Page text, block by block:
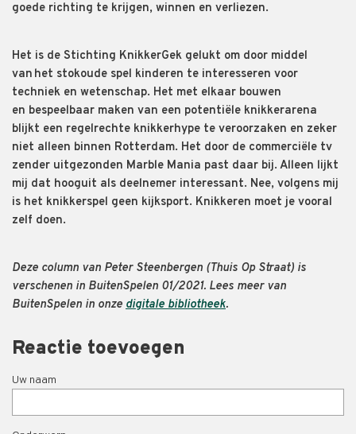
goede richting te krijgen, winnen en verliezen.
Het is de Stichting KnikkerGek gelukt om door middel
van het stokoude spel kinderen te interesseren voor
techniek en wetenschap. Het met elkaar bouwen
en bespeelbaar maken van een potentiële knikkerarena
blijkt een regelrechte knikkerhype te veroorzaken en zeker
niet alleen binnen Rotterdam. Het door de commerciële tv
zender uitgezonden Marble Mania past daar bij. Alleen lijkt
mij dat hooguit als deelnemer interessant. Nee, volgens mij
is het knikkerspel geen kijksport. Knikkeren moet je vooral
zelf doen.
Deze column van Peter Steenbergen (Thuis Op Straat) is
verschenen in BuitenSpelen 01/2021. Lees meer van
BuitenSpelen in onze digitale bibliotheek.
Reactie toevoegen
Uw naam